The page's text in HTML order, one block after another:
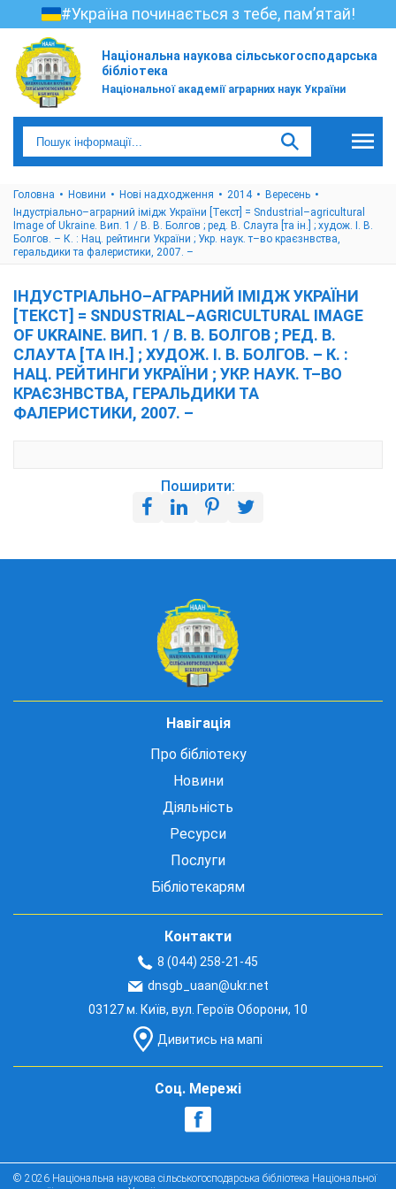
#Україна починається з тебе, пам’ятай!
Національна наукова сільськогосподарська
бібліотека
Національної академії аграрних наук України
Головна Новини Нові надходження 2014
Вересень
Індустріально–аграрний імідж України [Текст] = Sndustrial–agricultural
Image of Ukraine. Вип. 1 / В. В. Болгов ; ред. В. Слаута [та ін.] ; худож. І. В.
Болгов. – К. : Нац. рейтинги України ; Укр. наук. т–во краєзнвства,
геральдики та фалеристики, 2007. –
ІНДУСТРІАЛЬНО–АГРАРНИЙ ІМІДЖ УКРАЇНИ
[ТЕКСТ] = SNDUSTRIAL–AGRICULTURAL IMAGE
OF UKRAINE. ВИП. 1 / В. В. БОЛГОВ ; РЕД. В.
СЛАУТА [ТА ІН.] ; ХУДОЖ. І. В. БОЛГОВ. – К. :
НАЦ. РЕЙТИНГИ УКРАЇНИ ; УКР. НАУК. Т–ВО
КРАЄЗНВСТВА, ГЕРАЛЬДИКИ ТА
ФАЛЕРИСТИКИ, 2007. –
Поширити:
Навігація
Про бібліотеку
Новини
Діяльність
Ресурси
Послуги
Бібліотекарям
Контакти
8 (044) 258-21-45
dnsgb_uaan@ukr.net
03127 м. Київ, вул. Героїв Оборони, 10
Дивитись на мапі
Соц. Мережі
© 2026 Національна наукова сільськогосподарська бібліотека Національної